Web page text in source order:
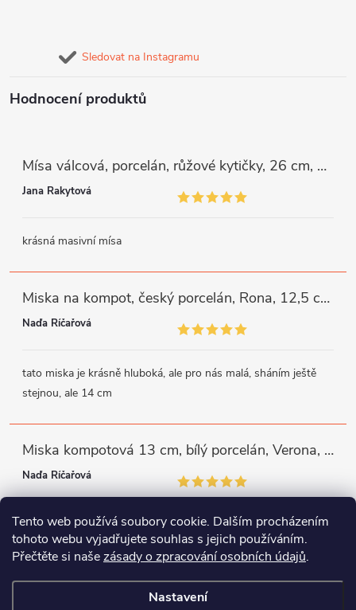
Tento web používá soubory cookie. Dalším procházením
tohoto webu vyjadřujete souhlas s jejich používáním.
Přečtěte si našezásady o zpracování osobních údajů.
Nastavení
Sledovat na Instagramu
Hodnocení produktů
Mísa válcová, porcelán, růžové kytičky, 26 cm, G. Benedikt
Jana Rakytová
krásná masivní mísa
Miska na kompot, český porcelán, Rona, 12,5 cm, bílý, G. Benedikt
Naďa Říčařová
tato miska je krásně hluboká, ale pro nás malá, sháním ještě
stejnou, ale 14 cm
Miska kompotová 13 cm, bílý porcelán, Verona, G. Benedikt
Naďa Říčařová
miska je trochu mělká, ale využiji